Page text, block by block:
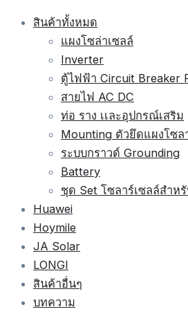
สินค้าทั้งหมด
แผงโซล่าเซลล์
Inverter
ตู้ไฟฟ้า Circuit Breaker
สายไฟ AC DC
ท่อ ราง เเละอุปกรณ์เสริม
Mounting ตัวยึดแผงโซล
ระบบกราวด์ Grounding
Battery
ชุด Set โซลาร์เซลล์สำห
Huawei
Hoymile
JA Solar
LONGI
สินค้าอื่นๆ
บทความ